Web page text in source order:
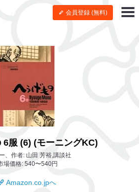
会員登録 (無料)
6服 (6) (モーニングKC)
、作者: 山田 芳裕,講談社
場価格: 540〜540円
Amazon.co.jpへ